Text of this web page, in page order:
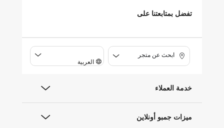
تفضل بمتابعتنا على
ابحث عن متجر
العربية
خدمة العملاء
ميزات جمبو أونلاين